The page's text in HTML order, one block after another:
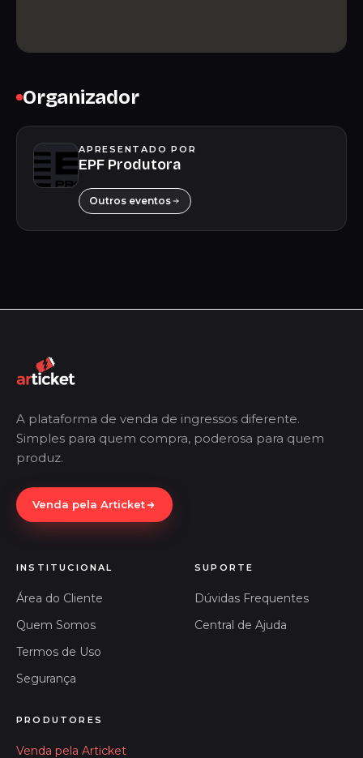
Organizador
APRESENTADO POR
EPF Produtora
Outros eventos
A plataforma de venda de ingressos diferente.
Simples para quem compra, poderosa para quem
produz.
Venda pela Articket
INSTITUCIONAL
Área do Cliente
Quem Somos
Termos de Uso
Segurança
SUPORTE
Dúvidas Frequentes
Central de Ajuda
PRODUTORES
Venda pela Articket